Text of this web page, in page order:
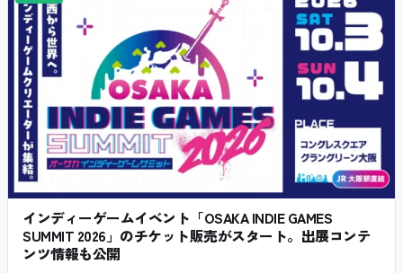
インディーゲームイベント「OSAKA INDIE GAMES
SUMMIT 2026」のチケット販売がスタート。出展コンテ
ンツ情報も公開